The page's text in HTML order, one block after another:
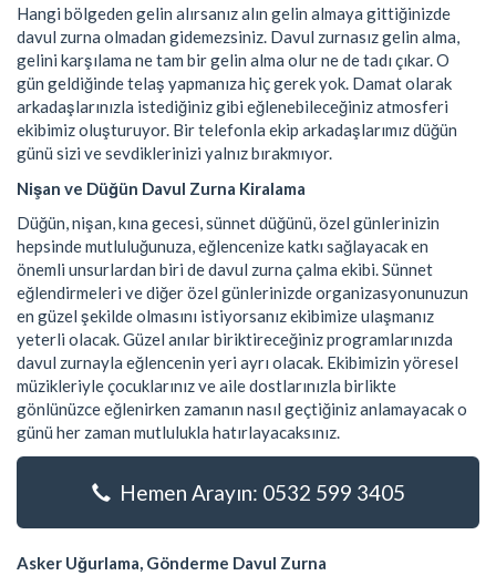
Hangi bölgeden gelin alırsanız alın gelin almaya gittiğinizde
davul zurna olmadan gidemezsiniz. Davul zurnasız gelin alma,
gelini karşılama ne tam bir gelin alma olur ne de tadı çıkar. O
gün geldiğinde telaş yapmanıza hiç gerek yok. Damat olarak
arkadaşlarınızla istediğiniz gibi eğlenebileceğiniz atmosferi
ekibimiz oluşturuyor. Bir telefonla ekip arkadaşlarımız düğün
günü sizi ve sevdiklerinizi yalnız bırakmıyor.
Nişan ve Düğün Davul Zurna Kiralama
Düğün, nişan, kına gecesi, sünnet düğünü, özel günlerinizin
hepsinde mutluluğunuza, eğlencenize katkı sağlayacak en
önemli unsurlardan biri de davul zurna çalma ekibi. Sünnet
eğlendirmeleri ve diğer özel günlerinizde organizasyonunuzun
en güzel şekilde olmasını istiyorsanız ekibimize ulaşmanız
yeterli olacak. Güzel anılar biriktireceğiniz programlarınızda
davul zurnayla eğlencenin yeri ayrı olacak. Ekibimizin yöresel
müzikleriyle çocuklarınız ve aile dostlarınızla birlikte
gönlünüzce eğlenirken zamanın nasıl geçtiğiniz anlamayacak o
günü her zaman mutlulukla hatırlayacaksınız.
Hemen Arayın: 0532 599 3405
Asker Uğurlama, Gönderme Davul Zurna